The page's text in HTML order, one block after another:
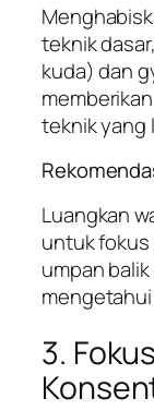
teknik
kuda) dan
teknik yang
Luangkan
untuk fokus
umpan
3.